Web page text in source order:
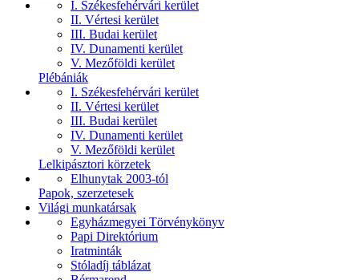
I. Székesfehérvári kerület
II. Vértesi kerület
III. Budai kerület
IV. Dunamenti kerület
V. Mezőföldi kerület
Plébániák
I. Székesfehérvári kerület
II. Vértesi kerület
III. Budai kerület
IV. Dunamenti kerület
V. Mezőföldi kerület
Lelkipásztori körzetek
Elhunytak 2003-tól
Papok, szerzetesek
Világi munkatársak
Egyházmegyei Törvénykönyv
Papi Direktórium
Iratminták
Stóladíj táblázat